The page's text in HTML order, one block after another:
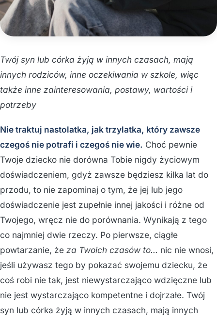
Twój syn lub córka żyją w innych czasach, mają
innych rodziców, inne oczekiwania w szkole, więc
także inne zainteresowania, postawy, wartości i
potrzeby
Nie traktuj nastolatka, jak trzylatka, który zawsze
czegoś nie potrafi i czegoś nie wie. Choć pewnie
Twoje dziecko nie dorówna Tobie nigdy życiowym
doświadczeniem, gdyż zawsze będziesz kilka lat do
przodu, to nie zapominaj o tym, że jej lub jego
doświadczenie jest zupełnie innej jakości i różne od
Twojego, wręcz nie do porównania. Wynikają z tego
co najmniej dwie rzeczy. Po pierwsze, ciągłe
powtarzanie, że za Twoich czasów to… nic nie wnosi,
jeśli używasz tego by pokazać swojemu dziecku, że
coś robi nie tak, jest niewystarczająco wdzięczne lub
nie jest wystarczająco kompetentne i dojrzałe. Twój
syn lub córka żyją w innych czasach, mają innych